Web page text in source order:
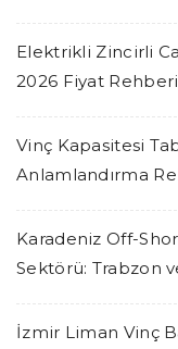
Elektrikli Zincirli
2026 Fiyat Rehberi
Vinç Kapasitesi
Anlamlandırma
Karadeniz Off-
Sektörü: Trabzon
İzmir Liman Vinç